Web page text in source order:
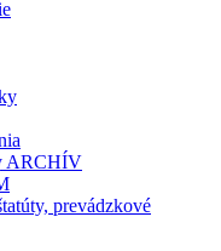
ARCHÍV
prevádzkové